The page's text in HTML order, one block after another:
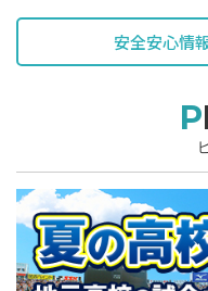
安全安心情